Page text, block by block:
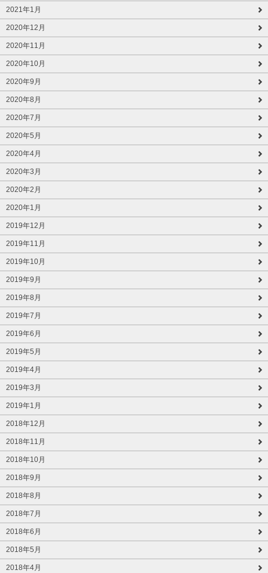
2021年1月
2020年12月
2020年11月
2020年10月
2020年9月
2020年8月
2020年7月
2020年5月
2020年4月
2020年3月
2020年2月
2020年1月
2019年12月
2019年11月
2019年10月
2019年9月
2019年8月
2019年7月
2019年6月
2019年5月
2019年4月
2019年3月
2019年1月
2018年12月
2018年11月
2018年10月
2018年9月
2018年8月
2018年7月
2018年6月
2018年5月
2018年4月